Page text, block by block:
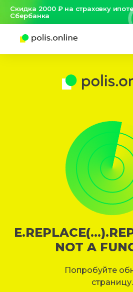
Скидка 2000 ₽ на страховку
Сбербанка
NOT A
Попробуйте
страницу.